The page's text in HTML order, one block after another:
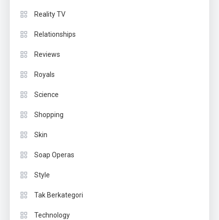
Reality TV
Relationships
Reviews
Royals
Science
Shopping
Skin
Soap Operas
Style
Tak Berkategori
Technology